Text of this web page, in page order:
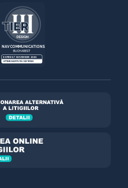
NAV COMMUNICATIONS
BUCHAREST
EXPIRES 7 NOVEMBER 2030
UPTIME INSTITUTE CERTIFIED